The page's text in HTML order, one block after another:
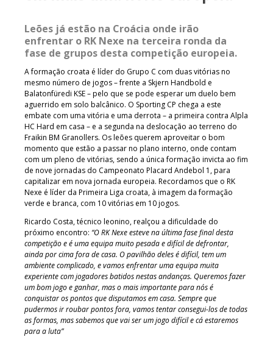
Leões já estão na Croácia onde irão
enfrentar o RK Nexe na terceira ronda da
fase de grupos desta competição europeia.
A formação croata é líder do Grupo C com duas vitórias no
mesmo número de jogos – frente a Skjern Handbold e
Balatonfüredi KSE – pelo que se pode esperar um duelo bem
aguerrido em solo balcânico. O Sporting CP chega a este
embate com uma vitória e uma derrota – a primeira contra Alpla
HC Hard em casa – e a segunda na deslocação ao terreno do
Fraikin BM Granollers. Os leões querem aproveitar o bom
momento que estão a passar no plano interno, onde contam
com um pleno de vitórias, sendo a única formação invicta ao fim
de nove jornadas do Campeonato Placard Andebol 1, para
capitalizar em nova jornada europeia. Recordamos que o RK
Nexe é líder da Primeira Liga croata, à imagem da formação
verde e branca, com 10 vitórias em 10 jogos.
Ricardo Costa, técnico leonino, realçou a dificuldade do
próximo encontro: “O RK Nexe esteve na última fase final desta
competição e é uma equipa muito pesada e difícil de defrontar,
ainda por cima fora de casa. O pavilhão deles é difícil, tem um
ambiente complicado, e vamos enfrentar uma equipa muita
experiente com jogadores batidos nestas andanças. Queremos fazer
um bom jogo e ganhar, mas o mais importante para nós é
conquistar os pontos que disputamos em casa. Sempre que
pudermos ir roubar pontos fora, vamos tentar consegui-los de todas
as formas, mas sabemos que vai ser um jogo difícil e cá estaremos
para a luta”